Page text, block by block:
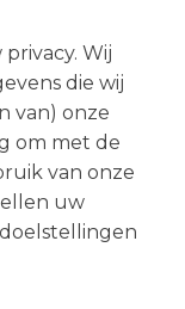
Wij
die wij
van) onze
om met de
van onze
uw